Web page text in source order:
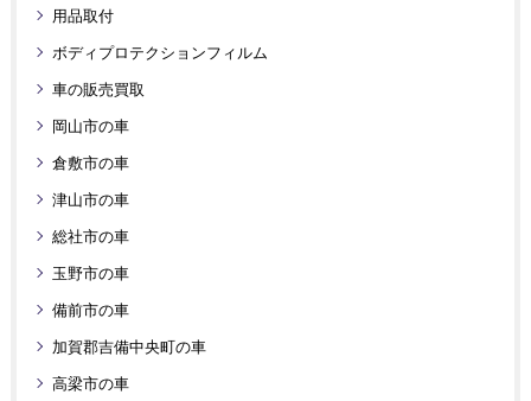
用品取付
ボディプロテクションフィルム
車の販売買取
岡山市の車
倉敷市の車
津山市の車
総社市の車
玉野市の車
備前市の車
加賀郡吉備中央町の車
高梁市の車